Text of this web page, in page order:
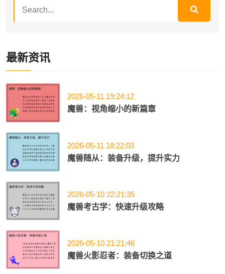
最新资讯
2026-05-11 19:24:12
魔兽：视角缩小的新篇章
2026-05-11 18:22:03
魔兽随从：装备升级，提升实力
2026-05-10 22:21:35
魔兽考古学：快速升级攻略
2026-05-10 21:21:46
魔兽火影忍者：装备切换之道